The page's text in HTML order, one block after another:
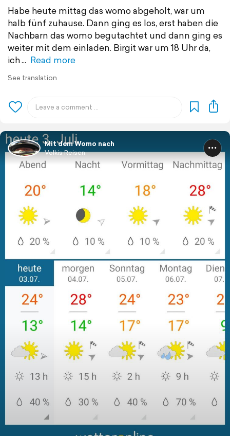
Habe heute mittag das womo abgeholt, war um
halb fünf zuhause. Dann ging es los, erst haben die
Nachbarn das womo begutachtet und dann ging es
weiter mit dem einladen. Birgit war um 18 Uhr da,
ich
Read more
See translation
Mit dem Womo nach
Volkis Reisen